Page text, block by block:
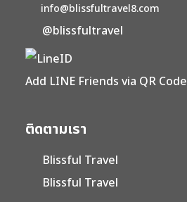
info@blissfultravel8.com
@blissfultravel
Add LINE Friends via QR Code
ติดตามเรา
Blissful Travel
Blissful Travel